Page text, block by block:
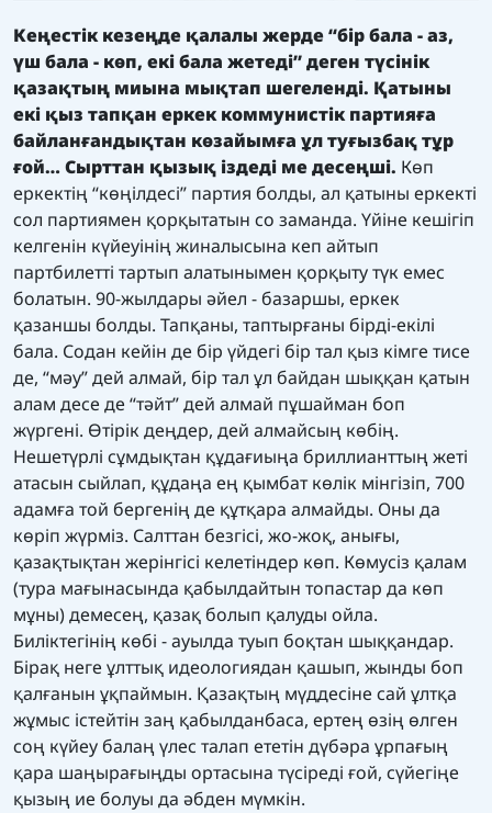
Кеңестік кезеңде қалалы жерде “бір бала - аз,
үш бала - көп, екі бала жетеді” деген түсінік
қазақтың миына мықтап шегеленді. Қатыны
екі қыз тапқан еркек коммунистік партияға
байланғандықтан көзайымға ұл туғызбақ тұр
ғой… Сырттан қызық іздеді ме десеңші. Көп
еркектің “көңілдесі” партия болды, ал қатыны еркекті
сол партиямен қорқытатын со заманда. Үйіне кешігіп
келгенін күйеуінің жиналысына кеп айтып
партбилетті тартып алатынымен қорқыту түк емес
болатын. 90-жылдары әйел - базаршы, еркек
қазаншы болды. Тапқаны, таптырғаны бірді-екілі
бала. Содан кейін де бір үйдегі бір тал қыз кімге тисе
де, “мәу” дей алмай, бір тал ұл байдан шыққан қатын
алам десе де “тәйт” дей алмай пұшайман боп
жүргені. Өтірік деңдер, дей алмайсың көбің.
Нешетүрлі сұмдықтан құдағиыңа бриллианттың жеті
атасын сыйлап, құдаңа ең қымбат көлік мінгізіп, 700
адамға той бергенің де құтқара алмайды. Оны да
көріп жүрміз. Салттан безгісі, жо-жоқ, анығы,
қазақтықтан жерінгісі келетіндер көп. Көмусіз қалам
(тура мағынасында қабылдайтын топастар да көп
мұны) демесең, қазақ болып қалуды ойла.
Биліктегінің көбі - ауылда туып боқтан шыққандар.
Бірақ неге ұлттық идеологиядан қашып, жынды боп
қалғанын ұқпаймын. Қазақтың мүддесіне сай ұлтқа
жұмыс істейтін заң қабылданбаса, ертең өзің өлген
соң күйеу балаң үлес талап ететін дүбәра ұрпағың
қара шаңырағыңды ортасына түсіреді ғой, сүйегіңе
қызың ие болуы да әбден мүмкін.